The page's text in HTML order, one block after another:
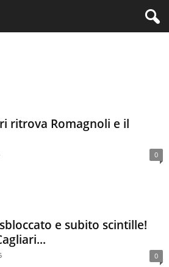
ritrova Romagnoli e il
0
e subito scintille!
0